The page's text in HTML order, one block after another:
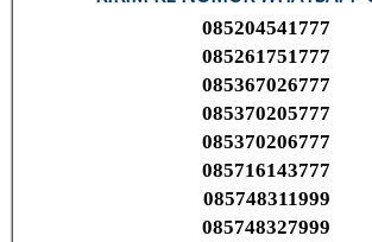
085204541777
085261751777
085367026777
085370205777
085370206777
085716143777
085748311999
085748327999